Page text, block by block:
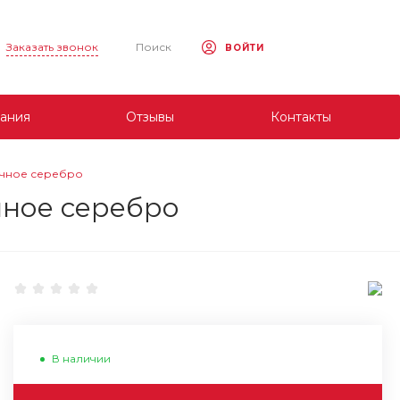
Заказать звонок Поиск ВОЙТИ
Отзывы Контакты
серебро
серебро
В наличии